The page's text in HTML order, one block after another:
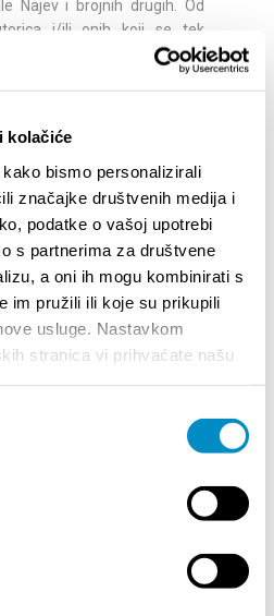
kolačiće
bismo personalizirali
značajke društvenih medija i
podatke o vašoj upotrebi
s partnerima za društvene
a oni ih mogu kombinirati s
im pružili ili koje su prikupili
usluge. Nastavkom
stranica vi prihvaćate našu
Najev i brojnih drugih. Od
i/ili onih koji se tek
putovanje treba
Josipa Šimića, Vanju
na:
dogadanja/smotra-xiv/